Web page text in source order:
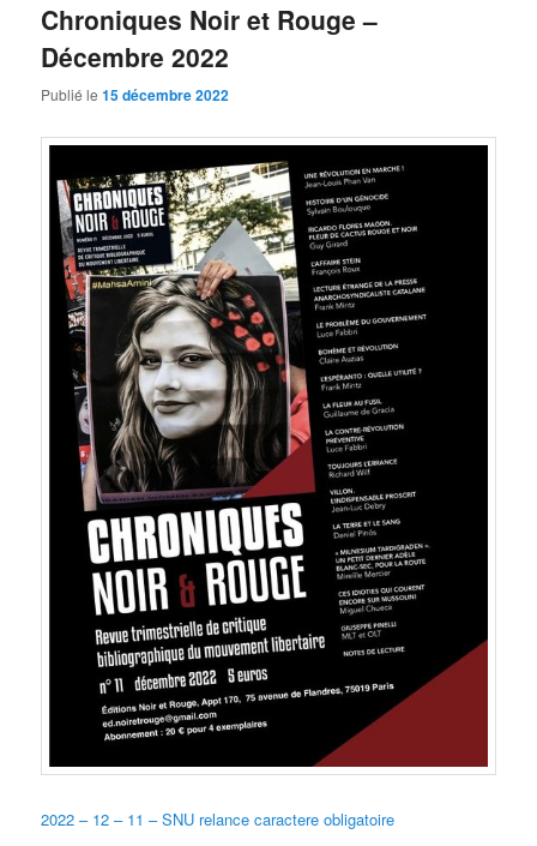
Chroniques Noir et Rouge –
Décembre 2022
Publié le15 décembre 2022
2022 – 12 – 11 – SNU relance caractere obligatoire